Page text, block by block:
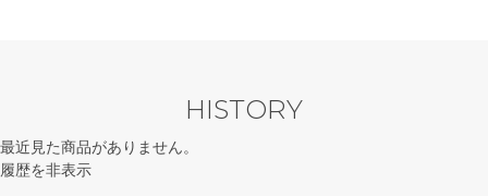
HISTORY
最近見た商品がありません。
履歴を非表示